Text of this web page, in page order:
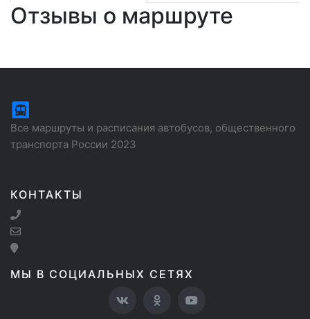
Отзывы о маршруте
Все маршруты и расписания автобусов, общественного
транспорта России 2023
КОНТАКТЫ
МЫ В СОЦИАЛЬНЫХ СЕТЯХ